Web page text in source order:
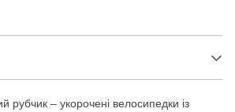
рубчик – укорочені велосипедки із